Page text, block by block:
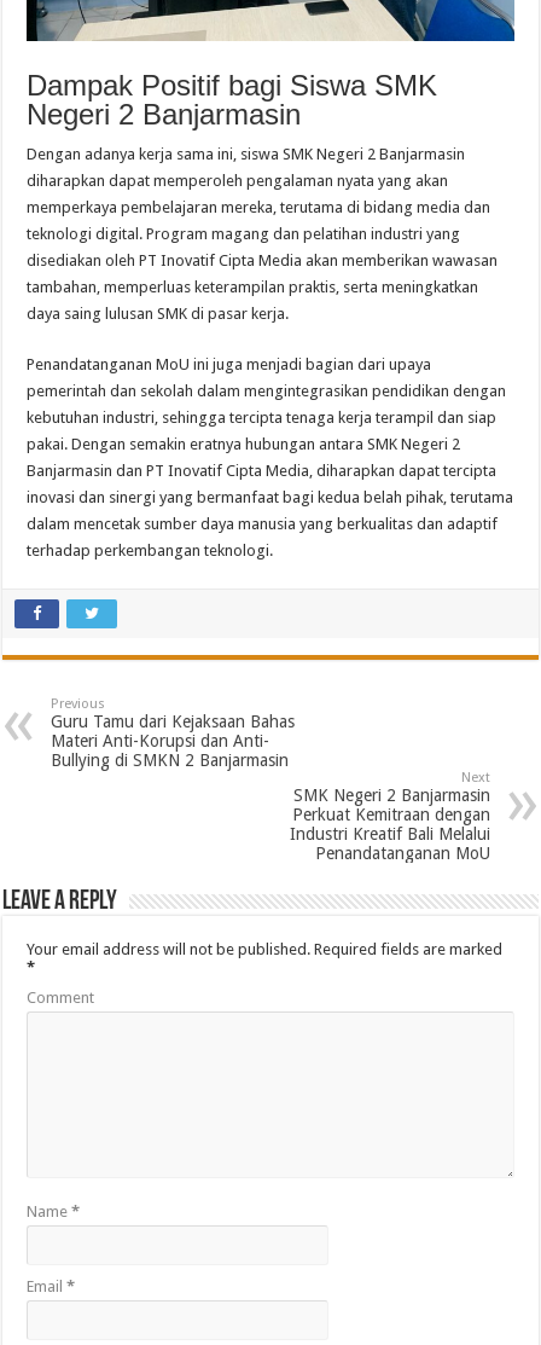
Dampak Positif bagi Siswa SMK
Negeri 2 Banjarmasin
Dengan adanya kerja sama ini, siswa SMK Negeri 2 Banjarmasin
diharapkan dapat memperoleh pengalaman nyata yang akan
memperkaya pembelajaran mereka, terutama di bidang media dan
teknologi digital. Program magang dan pelatihan industri yang
disediakan oleh PT Inovatif Cipta Media akan memberikan wawasan
tambahan, memperluas keterampilan praktis, serta meningkatkan
daya saing lulusan SMK di pasar kerja.
Penandatanganan MoU ini juga menjadi bagian dari upaya
pemerintah dan sekolah dalam mengintegrasikan pendidikan dengan
kebutuhan industri, sehingga tercipta tenaga kerja terampil dan siap
pakai. Dengan semakin eratnya hubungan antara SMK Negeri 2
Banjarmasin dan PT Inovatif Cipta Media, diharapkan dapat tercipta
inovasi dan sinergi yang bermanfaat bagi kedua belah pihak, terutama
dalam mencetak sumber daya manusia yang berkualitas dan adaptif
terhadap perkembangan teknologi.
Previous
Guru Tamu dari Kejaksaan Bahas
Materi Anti-Korupsi dan Anti-
Bullying di SMKN 2 Banjarmasin
Next
SMK Negeri 2 Banjarmasin
Perkuat Kemitraan dengan
Industri Kreatif Bali Melalui
Penandatanganan MoU
Leave a Reply
Your email address will not be published. Required fields are marked
*
Comment
Name*
Email*